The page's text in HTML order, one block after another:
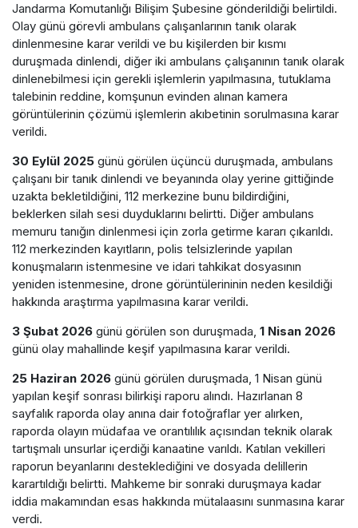
Jandarma Komutanlığı Bilişim Şubesine gönderildiği belirtildi.
Olay günü görevli ambulans çalışanlarının tanık olarak
dinlenmesine karar verildi ve bu kişilerden bir kısmı
duruşmada dinlendi, diğer iki ambulans çalışanının tanık olarak
dinlenebilmesi için gerekli işlemlerin yapılmasına, tutuklama
talebinin reddine, komşunun evinden alınan kamera
görüntülerinin çözümü işlemlerin akıbetinin sorulmasına karar
verildi.
30 Eylül 2025 günü görülen üçüncü duruşmada, ambulans
çalışanı bir tanık dinlendi ve beyanında olay yerine gittiğinde
uzakta bekletildiğini, 112 merkezine bunu bildirdiğini,
beklerken silah sesi duyduklarını belirtti. Diğer ambulans
memuru tanığın dinlenmesi için zorla getirme kararı çıkarıldı.
112 merkezinden kayıtların, polis telsizlerinde yapılan
konuşmaların istenmesine ve idari tahkikat dosyasının
yeniden istenmesine, drone görüntülerininin neden kesildiği
hakkında araştırma yapılmasına karar verildi.
3 Şubat 2026 günü görülen son duruşmada, 1 Nisan 2026
günü olay mahallinde keşif yapılmasına karar verildi.
25 Haziran 2026 günü görülen duruşmada, 1 Nisan günü
yapılan keşif sonrası bilirkişi raporu alındı. Hazırlanan 8
sayfalık raporda olay anına dair fotoğraflar yer alırken,
raporda olayın müdafaa ve orantılılık açısından teknik olarak
tartışmalı unsurlar içerdiği kanaatine varıldı. Katılan vekilleri
raporun beyanlarını desteklediğini ve dosyada delillerin
karartıldığı belirtti. Mahkeme bir sonraki duruşmaya kadar
iddia makamından esas hakkında mütalaasını sunmasına karar
verdi.